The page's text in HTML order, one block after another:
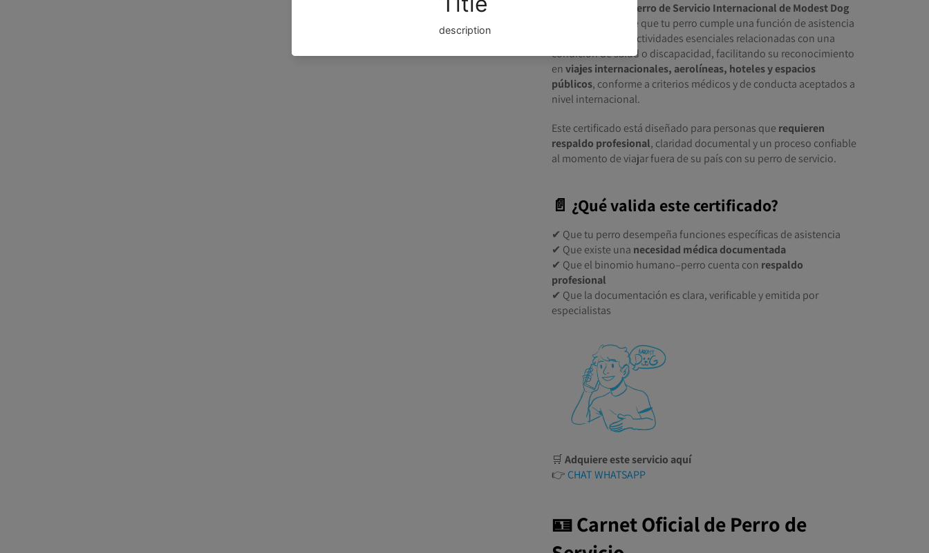
Certificado de Perro de Servicio Internacional de Modest Dog
valida oficialmente que tu perro cumple una función de asistencia
para apoyarte en actividades esenciales relacionadas con una
condición de salud o discapacidad, facilitando su reconocimiento
enviajes internacionales, aerolíneas, hoteles y espacios
públicos, conforme a criterios médicos y de conducta aceptados a
nivel internacional.
Este certificado está diseñado para personas que requieren
respaldo profesional, claridad documental y un proceso confiable
al momento de viajar fuera de su país con su perro de servicio.
📄 ¿Qué valida este certificado?
✔ Que tu perro desempeña funciones específicas de asistencia
✔ Que existe una necesidad médica documentada
✔ Que el binomio humano–perro cuenta con respaldo
profesional
✔ Que la documentación es clara, verificable y emitida por
especialistas
🛒Adquiere este servicio aquí
👉 CHAT WHATSAPP
🪪 Carnet Oficial de Perro de